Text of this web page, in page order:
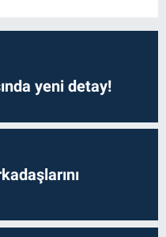
yeni detay!